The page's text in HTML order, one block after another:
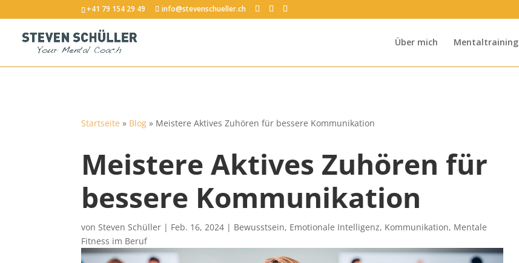
+41 79 154 29 49 info@stevenschueller.ch
Über mich Mentaltraining
Startseite » Blog » Meistere Aktives Zuhören für bessere Kommunikation
Meistere Aktives Zuhören für
bessere Kommunikation
vonSteven Schüller | Feb. 16, 2024 | Bewusstsein, Emotionale Intelligenz, Kommunikation, Mentale
Fitness im Beruf